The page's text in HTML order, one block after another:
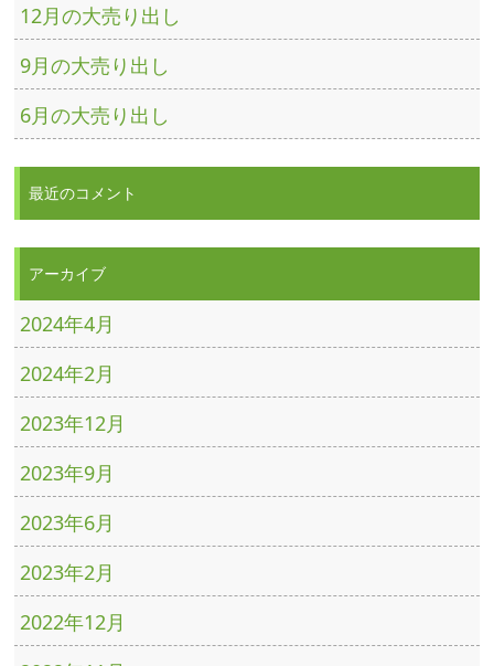
12月の大売り出し
9月の大売り出し
6月の大売り出し
最近のコメント
アーカイブ
2024年4月
2024年2月
2023年12月
2023年9月
2023年6月
2023年2月
2022年12月